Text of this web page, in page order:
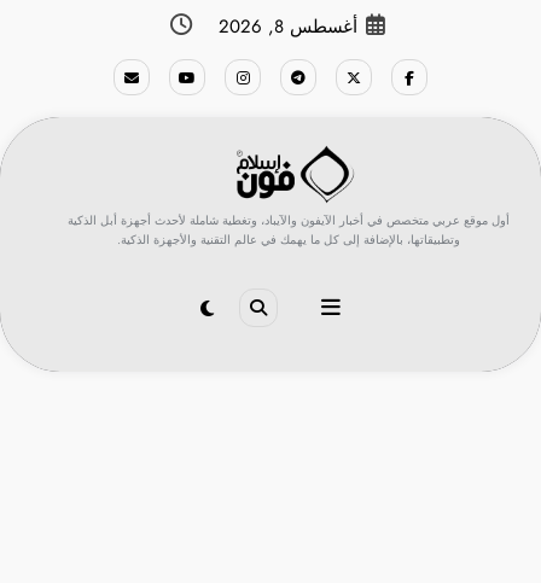
أغسطس 8, 2026
أول موقع عربي متخصص في أخبار الآيفون والآيباد، وتغطية شاملة لأحدث أجهزة أبل الذكية
وتطبيقاتها، بالإضافة إلى كل ما يهمك في عالم التقنية والأجهزة الذكية.